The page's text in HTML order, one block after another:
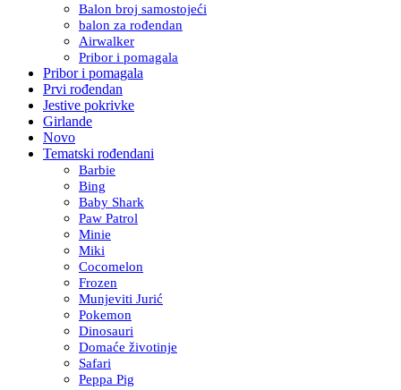
Balon broj samostojeći
balon za rođendan
Airwalker
Pribor i pomagala
Pribor i pomagala
Prvi rođendan
Jestive pokrivke
Girlande
Novo
Tematski rođendani
Barbie
Bing
Baby Shark
Paw Patrol
Minie
Miki
Cocomelon
Frozen
Munjeviti Jurić
Pokemon
Dinosauri
Domaće životinje
Safari
Peppa Pig